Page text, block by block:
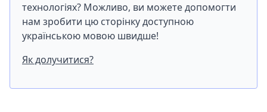
технологіях? Можливо, ви можете допомогти
нам зробити цю сторінку доступною
українською мовою швидше!
Як долучитися?